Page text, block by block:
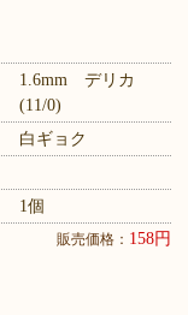
1.6mm デリカ
(11/0)
白ギョク
1個
販売価格： 158円